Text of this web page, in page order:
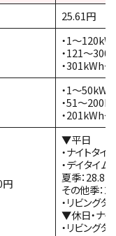
25.61円
・1〜
・121〜
・301kWh
・1〜
・51〜
・201kWh
円
▼平日
・ナイトタ
・デイタイム
夏季：28.87
その他季：
・リビング
▼休日・ナ
・リビング